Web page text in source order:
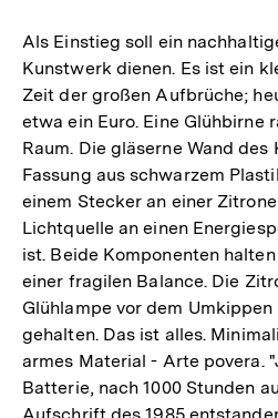
Als Einstieg soll ein
Kunstwerk dienen. Es ist ein
Zeit der großen Aufbrüche;
etwa ein Euro. Eine Glühbirne
Raum. Die gläserne Wand
Fassung aus schwarzem
einem Stecker an einer
Lichtquelle an einen
ist. Beide Komponenten
einer fragilen Balance. Die
Glühlampe vor dem
gehalten. Das ist alles.
armes Material - Arte povera.
Batterie, nach 1000 Stunden
Aufschrift des 1985